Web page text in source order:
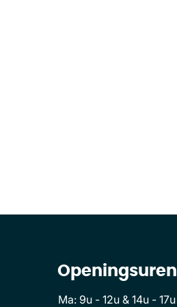
Openingsuren
Ma: 9u - 12u & 14u - 17u